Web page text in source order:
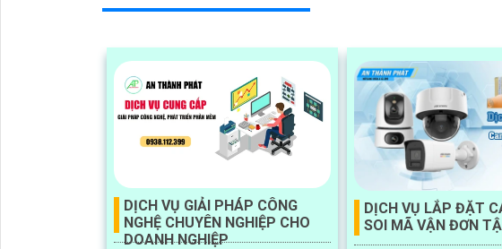
DỊCH VỤ GIẢI PHÁP CÔNG
NGHỆ CHUYÊN NGHIỆP CHO
DOANH NGHIỆP
DỊCH VỤ LẮP ĐẶT
SOI MÃ VẬN ĐƠN